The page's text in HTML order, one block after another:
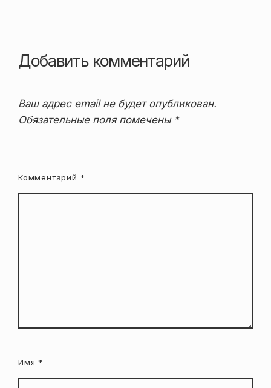
Добавить комментарий
Ваш адрес email не будет опубликован.
Обязательные поля помечены *
Комментарий *
Имя *